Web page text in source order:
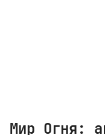
Мир Огня: